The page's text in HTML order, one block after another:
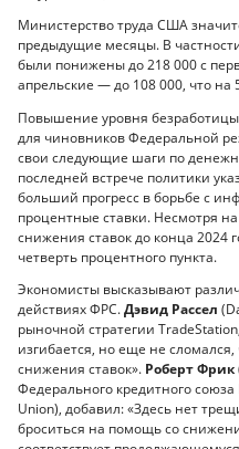
Министерство труда США
предыдущие месяцы. В
были понижены до 218 000 с
апрельские — до 108 000, что
Повышение уровня
для чиновников Федеральной
свои следующие шаги по
последней встрече политики
больший прогресс в борьбе с
процентные ставки. Несмотря
снижения ставок до конца 2024
четверть процентного пункта.
Экономисты высказывают
действиях ФРС.Дэвид Рассел
рыночной стратегии
изгибается, но еще не
снижения ставок». Роберт Фрик
Федерального кредитного
Union), добавил: «Здесь нет
броситься на помощь со